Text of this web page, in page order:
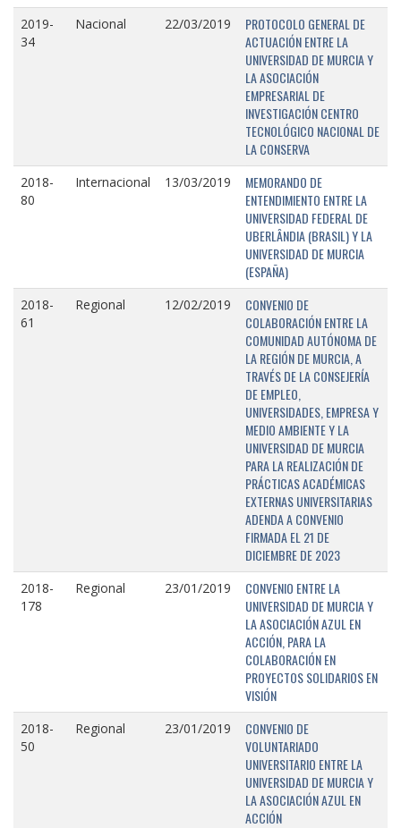
2019-
34
Nacional 22/03/2019
PROTOCOLO GENERAL DE
ACTUACIÓN ENTRE LA
UNIVERSIDAD DE MURCIA Y
LA ASOCIACIÓN
EMPRESARIAL DE
INVESTIGACIÓN CENTRO
TECNOLÓGICO NACIONAL DE
LA CONSERVA
2018-
80
Internacional 13/03/2019
MEMORANDO DE
ENTENDIMIENTO ENTRE LA
UNIVERSIDAD FEDERAL DE
UBERLÂNDIA (BRASIL) Y LA
UNIVERSIDAD DE MURCIA
(ESPAÑA)
2018-
61
Regional 12/02/2019
CONVENIO DE
COLABORACIÓN ENTRE LA
COMUNIDAD AUTÓNOMA DE
LA REGIÓN DE MURCIA, A
TRAVÉS DE LA CONSEJERÍA
DE EMPLEO,
UNIVERSIDADES, EMPRESA Y
MEDIO AMBIENTE Y LA
UNIVERSIDAD DE MURCIA
PARA LA REALIZACIÓN DE
PRÁCTICAS ACADÉMICAS
EXTERNAS UNIVERSITARIAS
ADENDA A CONVENIO
FIRMADA EL 21 DE
DICIEMBRE DE 2023
2018-
178
Regional 23/01/2019
CONVENIO ENTRE LA
UNIVERSIDAD DE MURCIA Y
LA ASOCIACIÓN AZUL EN
ACCIÓN, PARA LA
COLABORACIÓN EN
PROYECTOS SOLIDARIOS EN
VISIÓN
2018-
50
Regional 23/01/2019
CONVENIO DE
VOLUNTARIADO
UNIVERSITARIO ENTRE LA
UNIVERSIDAD DE MURCIA Y
LA ASOCIACIÓN AZUL EN
ACCIÓN